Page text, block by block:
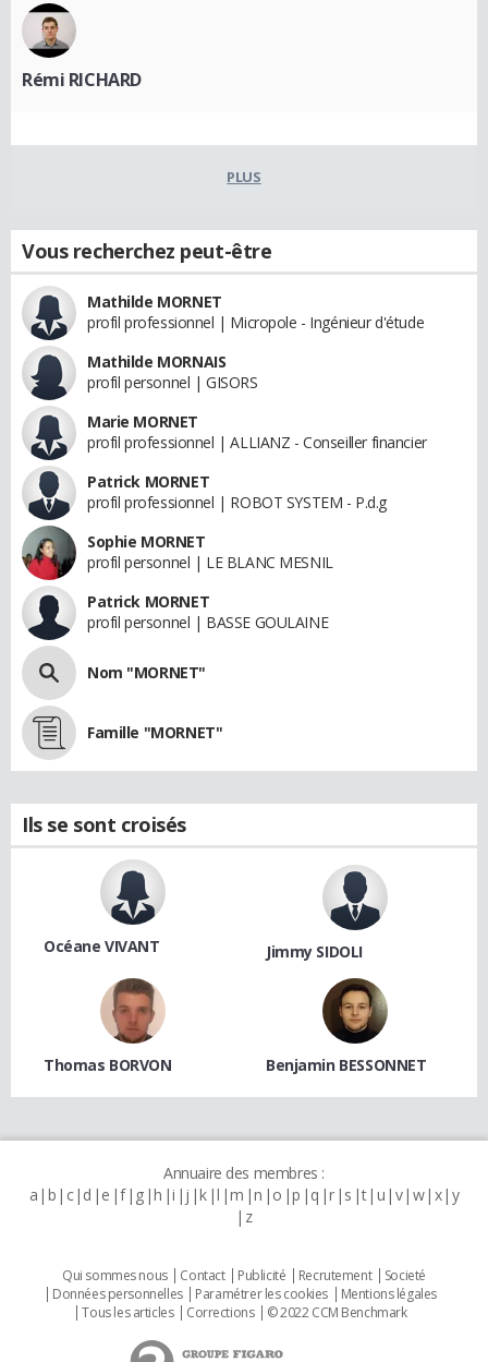
Rémi RICHARD
PLUS
Vous recherchez peut-être
Mathilde MORNET
profil professionnel | Micropole - Ingénieur d'étude
Mathilde MORNAIS
profil personnel | GISORS
Marie MORNET
profil professionnel | ALLIANZ - Conseiller financier
Patrick MORNET
profil professionnel | ROBOT SYSTEM - P.d.g
Sophie MORNET
profil personnel | LE BLANC MESNIL
Patrick MORNET
profil personnel | BASSE GOULAINE
Nom "MORNET"
Famille "MORNET"
Ils se sont croisés
Océane VIVANT Jimmy SIDOLI
Thomas BORVON Benjamin BESSONNET
Annuaire des membres :
a b c d e f g h i j k l m n o p q r s t u v w x y
z
Qui sommes nous Contact Publicité Recrutement
Societé
Données personnelles
Paramétrer les cookies
Mentions légales
Tous les articles
Corrections © 2022 CCM Benchmark